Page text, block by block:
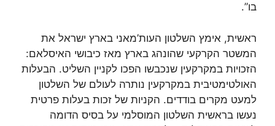
בו”.
ראשית, אימץ השלטון העות’מאני בארץ ישראל את
המשטר הקרקעי שהונהג בארץ מאז כיבושי האיסלאם:
הזכויות במקרקעין שנכבשו הפכו לקניין השליט. הבעלות
האולטימטיבית במקרקעין נותרה לעולם של השלטון
למעט מקרים בודדים. הקניות של זכות בעלות פרטית
נעשו בראשית השלטון המוסלמי על בסיס הדומה